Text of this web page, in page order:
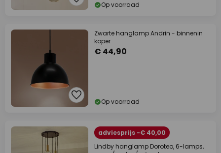
Op voorraad
Zwarte hanglamp Andrin - binnenin
koper
€ 44,90
Op voorraad
adviesprijs -€ 40,00
Lindby hanglamp Doroteo, 6-lamps,